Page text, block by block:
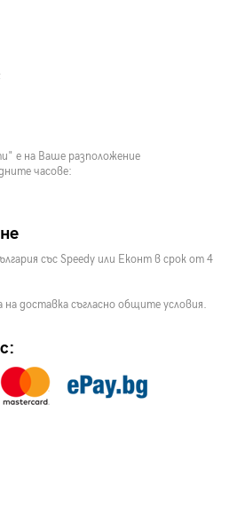
е на Ваше разположение
часове:
със Speedy или Еконт в срок от 4
доставка съгласно общите условия.